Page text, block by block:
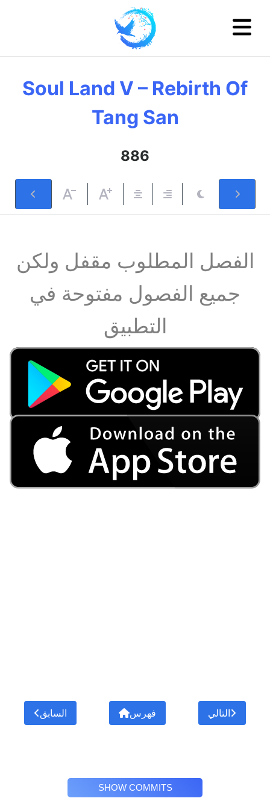
Soul Land V – Rebirth Of
Tang San
886
الفصل المطلوب مقفل ولكن
جميع الفصول مفتوحة في
التطبيق
السابق فهرس التالي
SHOW COMMITS